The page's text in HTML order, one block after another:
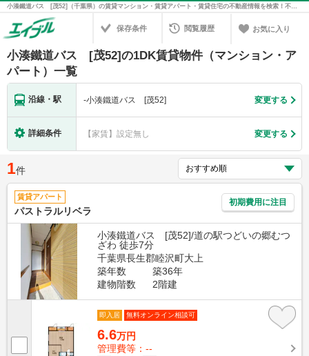
小湊鐵道バス [茂52]（千葉県）の賃貸マンション・賃貸アパート・賃貸住宅の不動産情報を検索！不動産賃貸の物件探しは、お部屋探しのエイブル
保存条件 閲覧履歴 お気に入り
小湊鐵道バス [茂52]の1DK賃貸物件（マンション・ア
パート）一覧
沿線・駅 -小湊鐵道バス [茂52] 変更する
詳細条件 【家賃】設定無し 変更する
1件
賃貸アパート
パストラルリベラ
初期費用に注目
小湊鐵道バス [茂52]/道の駅つどいの郷むつ
ざわ 徒歩7分
千葉県長生郡睦沢町大上
築年数
築36年
建物階数
2階建
即入居 無料オンライン相談可
6.6万円
管理費等：--